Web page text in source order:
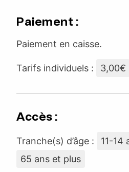
Paiement :
Paiement en caisse.
Tarifs individuels : 3,00€
Accès :
Tranche(s) d’âge : 11-14
65 ans et plus